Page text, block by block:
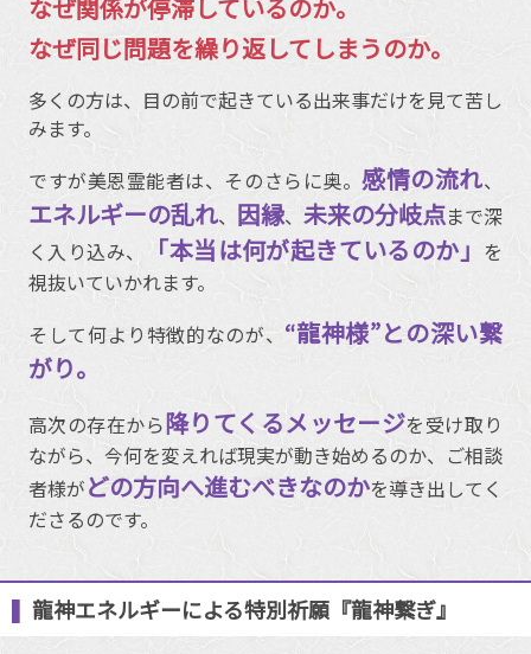
なぜ関係が停滞しているのか。
なぜ同じ問題を繰り返してしまうのか。
多くの方は、目の前で起きている出来事だけを見て苦し
みます。
ですが美恩霊能者は、そのさらに奥。感情の流れ、
エネルギーの乱れ、 因縁、 未来の分岐点まで深
く入り込み、
「本当は何が起きているのか」 を
視抜いていかれます。
そして何より特徴的なのが、 “龍神様”との深い繋
がり。
高次の存在から降りてくるメッセージを受け取り
ながら、今何を変えれば現実が動き始めるのか、ご相談
者様がどの方向へ進むべきなのかを導き出してく
ださるのです。
龍神エネルギーによる特別祈願『龍神繋ぎ』